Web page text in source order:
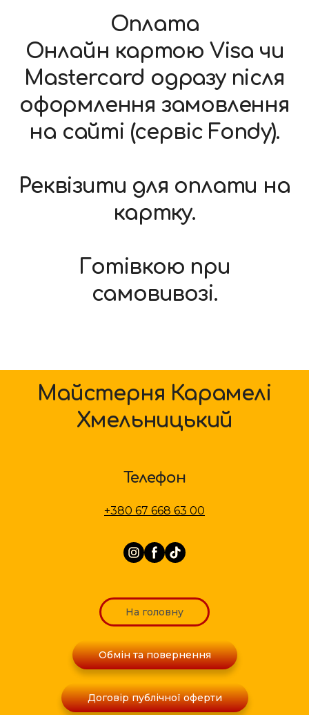
Оплата
Онлайн картою Visa чи
Mastercard одразу після
оформлення замовлення
на сайті (сервіс Fondy).
Реквізити для оплати на
картку.
Готівкою при
самовивозі.
Майстерня Карамелі
Хмельницький
Телефон
+380 67 668 63 00
На головну
Обмін та повернення
Договір публічної оферти